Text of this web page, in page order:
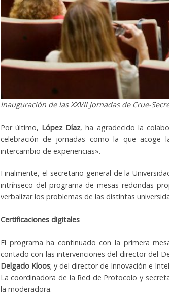
Inauguración de las XXVII Jornadas de Crue-
Por último, López Díaz, ha agradecido la
celebración de jornadas como la que acoge
intercambio de experiencias».
Finalmente, el secretario general de la
intrínseco del programa de mesas redondas
verbalizar los problemas de las distintas
Certificaciones digitales
El programa ha continuado con la primera
contado con las intervenciones del director del
Delgado Kloos; y del director de Innovación e
La coordinadora de la Red de Protocolo y
la moderadora.